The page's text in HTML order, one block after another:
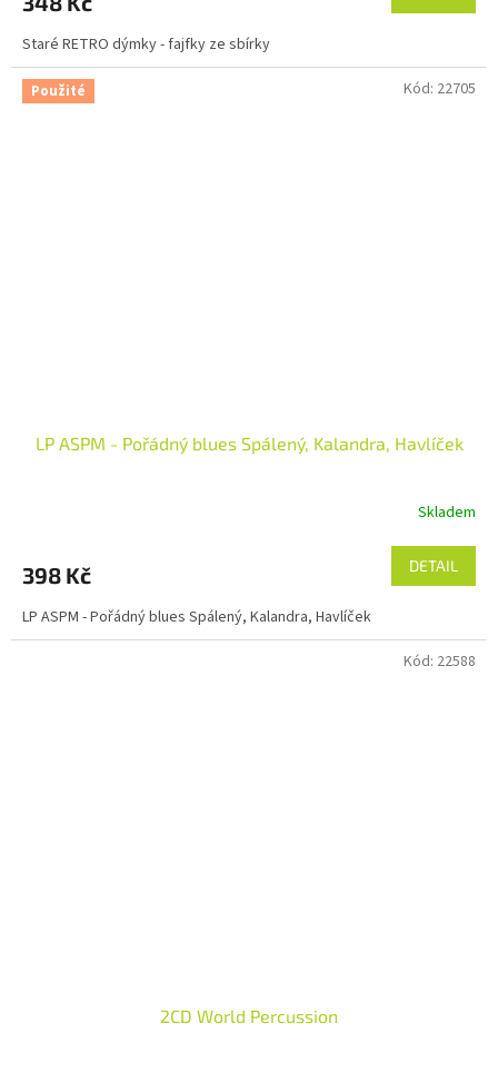
Staré RETRO dýmky - fajfky ze sbírky
Použité
LP ASPM - Pořádný blues Spálený, Kalandra, Havlíček
Skladem
398 Kč DETAIL
LP ASPM - Pořádný blues Spálený, Kalandra, Havlíček
Kód: 22705
2CD World Percussion
Kód: 22588